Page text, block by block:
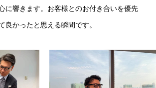
に響きます。お客様とのお付き合いを優先
良かったと思える瞬間です。